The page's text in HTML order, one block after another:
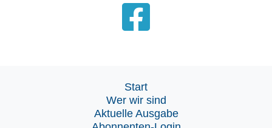
Start
Wer wir sind
Aktuelle Ausgabe